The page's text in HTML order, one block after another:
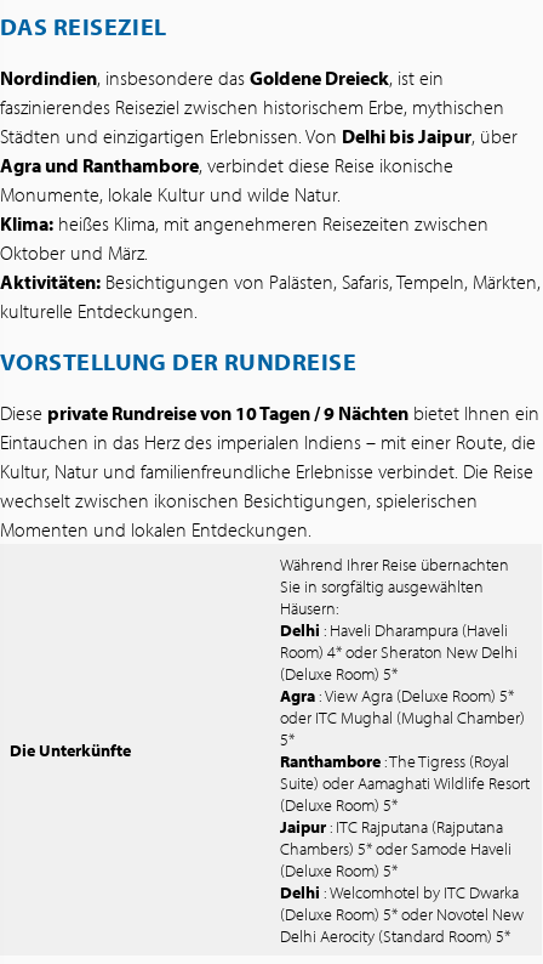
DAS REISEZIEL
Nordindien, insbesondere das Goldene Dreieck, ist ein
faszinierendes Reiseziel zwischen historischem Erbe, mythischen
Städten und einzigartigen Erlebnissen. Von Delhi bis Jaipur, über
Agra und Ranthambore, verbindet diese Reise ikonische
Monumente, lokale Kultur und wilde Natur.
Klima: heißes Klima, mit angenehmeren Reisezeiten zwischen
Oktober und März.
Aktivitäten: Besichtigungen von Palästen, Safaris, Tempeln, Märkten,
kulturelle Entdeckungen.
VORSTELLUNG DER RUNDREISE
Diese private Rundreise von 10 Tagen / 9 Nächten bietet Ihnen ein
Eintauchen in das Herz des imperialen Indiens – mit einer Route, die
Kultur, Natur und familienfreundliche Erlebnisse verbindet. Die Reise
wechselt zwischen ikonischen Besichtigungen, spielerischen
Momenten und lokalen Entdeckungen.
Die Unterkünfte
Während Ihrer Reise übernachten
Sie in sorgfältig ausgewählten
Häusern:
Delhi : Haveli Dharampura (Haveli
Room) 4* oder Sheraton New Delhi
(Deluxe Room) 5*
Agra: View Agra (Deluxe Room) 5*
oder ITC Mughal (Mughal Chamber)
5*
Ranthambore: The Tigress (Royal
Suite) oder Aamaghati Wildlife Resort
(Deluxe Room) 5*
Jaipur: ITC Rajputana (Rajputana
Chambers) 5* oder Samode Haveli
(Deluxe Room) 5*
Delhi : Welcomhotel by ITC Dwarka
(Deluxe Room) 5* oder Novotel New
Delhi Aerocity (Standard Room) 5*